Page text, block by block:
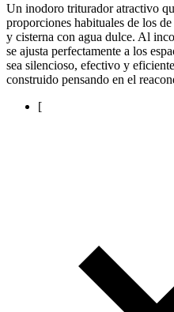
Un inodoro triturador atractivo
proporciones habituales de los
y cisterna con agua dulce. Al
se ajusta perfectamente a los
sea silencioso, efectivo y
construido pensando en el
[